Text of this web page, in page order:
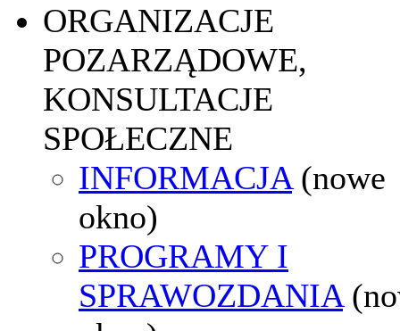
ORGANIZACJE
POZARZĄDOWE,
KONSULTACJE
SPOŁECZNE
INFORMACJA (nowe
okno)
PROGRAMY I
SPRAWOZDANIA